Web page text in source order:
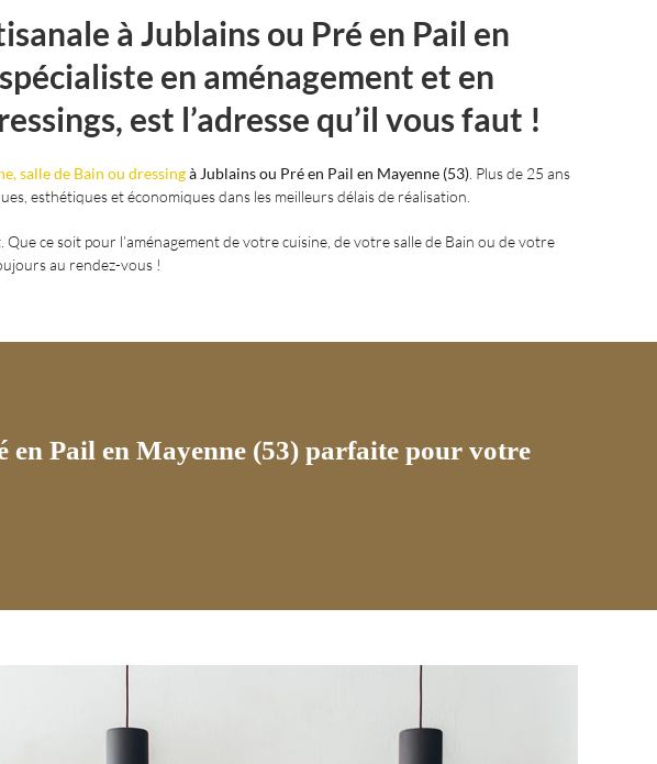
à Jublains ou Pré en Pail en
en aménagement et en
est l’adresse qu’il vous faut !
salle de Bain ou dressingà Jublains ou Pré en Pail en Mayenne (53). Plus de 25 ans
esthétiques et économiques dans les meilleurs délais de réalisation.
ce soit pour l’aménagement de votre cuisine, de votre salle de Bain ou de votre
au rendez-vous !
en Pail en Mayenne (53) parfaite pour votre